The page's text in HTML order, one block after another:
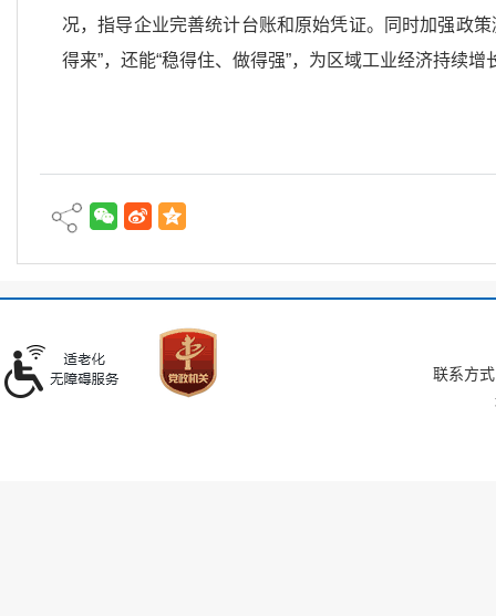
况，指导企业完善统计台账和原始凭证。同时加强政
得来”，还能“稳得住、做得强”，为区域工业经济持续增
联系方